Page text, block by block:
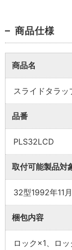
商品仕様
商品名
スライドタラ
品番
PLS32LCD
取付可能製品対
32型1992年11
梱包内容
ロック×1、ロ
業者様向
取付方法説明
ない商品です
同梱品が必要
ない商品をご